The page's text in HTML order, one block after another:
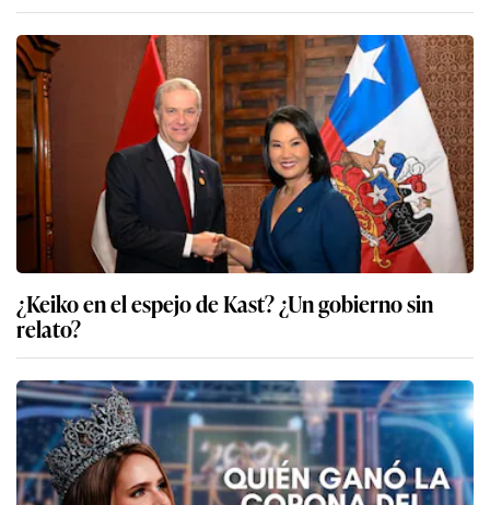
¿Keiko en el espejo de Kast? ¿Un gobierno sin
relato?